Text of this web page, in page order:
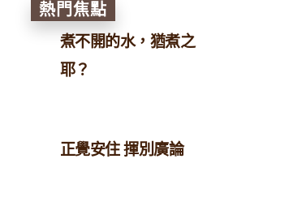
熱門焦點
煮不開的水，猶煮之
耶？
正覺安住 揮別廣論